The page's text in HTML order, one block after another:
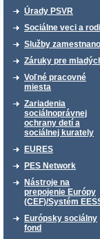
Úrady PSVR
Sociálne veci a
Služby
Záruky pre
Voľné pracovné
miesta
Zariadenia
sociálnoprávnej
ochrany detí a
sociálnej kurately
EURES
PES Network
Nástroje na
prepojenie Európy
(CEF)/Systém
Európsky sociálny
fond